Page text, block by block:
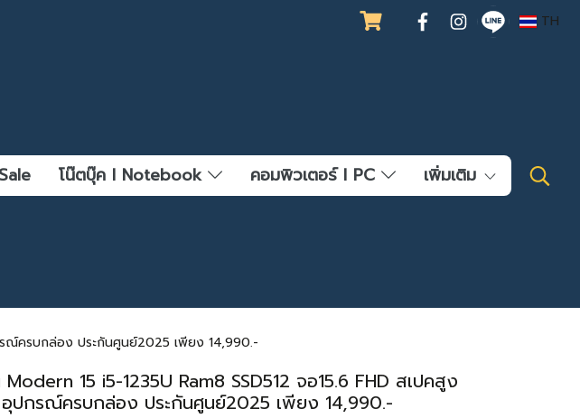
TH
Sale โน๊ตบุ๊ค l Notebook คอมพิวเตอร์ l PC เพิ่มเติม
รณ์ครบกล่อง ประกันศูนย์2025 เพียง 14,990.-
15 i5-1235U Ram8 SSD512 จอ15.6 FHD สเปคสูง
ปกรณ์ครบกล่อง ประกันศูนย์2025 เพียง 14,990.-